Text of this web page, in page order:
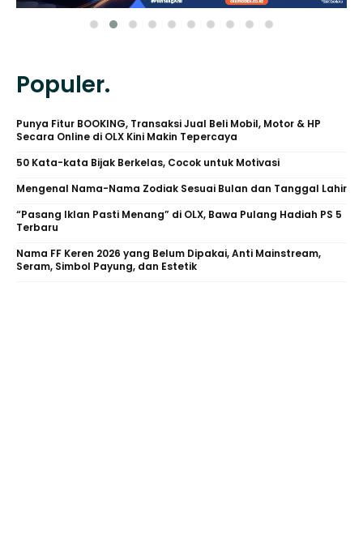
Populer.
Punya Fitur BOOKING, Transaksi Jual Beli Mobil, Motor & HP
Secara Online di OLX Kini Makin Tepercaya
50 Kata-kata Bijak Berkelas, Cocok untuk Motivasi
Mengenal Nama-Nama Zodiak Sesuai Bulan dan Tanggal Lahir
“Pasang Iklan Pasti Menang” di OLX, Bawa Pulang Hadiah PS 5
Terbaru
Nama FF Keren 2026 yang Belum Dipakai, Anti Mainstream,
Seram, Simbol Payung, dan Estetik